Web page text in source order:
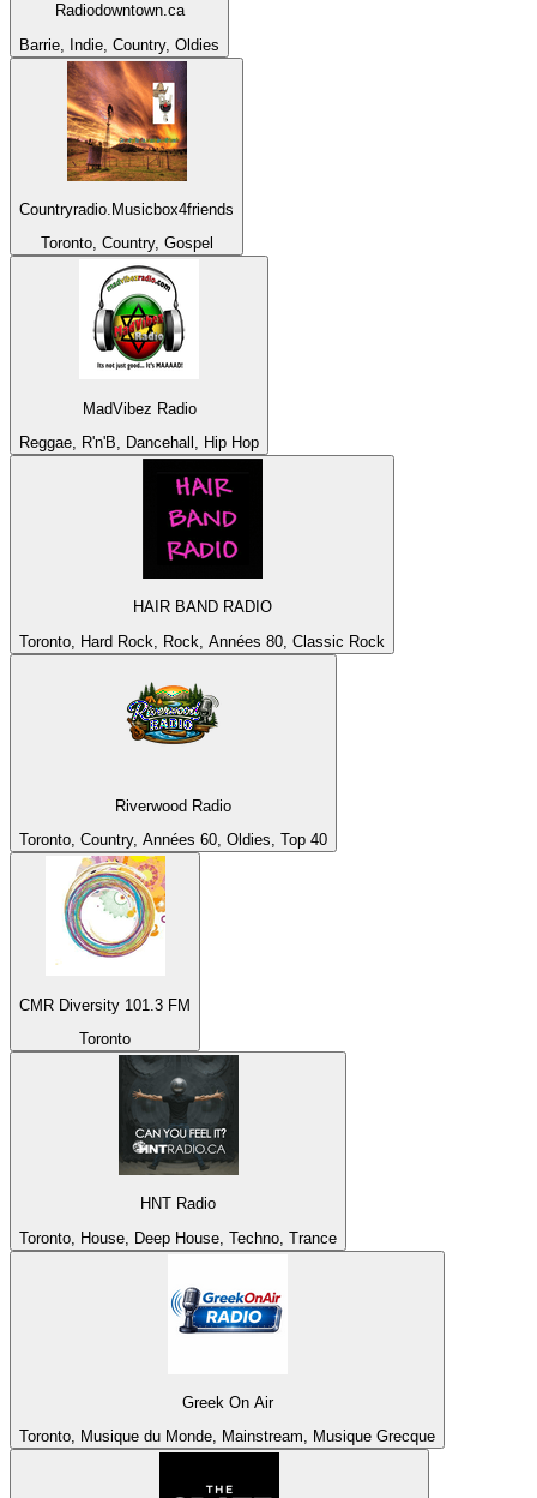
Radiodowntown.ca
Barrie, Indie, Country, Oldies
Countryradio.Musicbox4friends
Toronto, Country, Gospel
MadVibez Radio
Reggae, R'n'B, Dancehall, Hip Hop
HAIR BAND RADIO
Toronto, Hard Rock, Rock, Années 80, Classic Rock
Riverwood Radio
Toronto, Country, Années 60, Oldies, Top 40
CMR Diversity 101.3 FM
Toronto
HNT Radio
Toronto, House, Deep House, Techno, Trance
Greek On Air
Toronto, Musique du Monde, Mainstream, Musique Grecque